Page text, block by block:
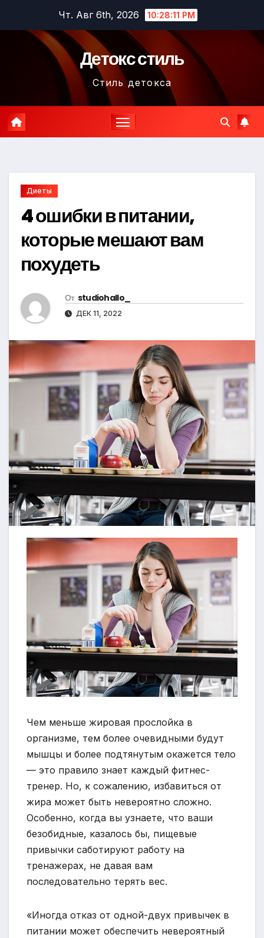
содержимому
Чт. Авг 6th, 2026 10:28:12 PM
Детокс стиль
Стиль детокса
Диеты
4 ошибки в питании,
которые мешают вам
похудеть
От studiohallo_
ДЕК 11, 2022
Чем меньше жировая прослойка в
организме, тем более очевидными будут
мышцы и более подтянутым окажется тело
— это правило знает каждый фитнес-
тренер. Но, к сожалению, избавиться от
жира может быть невероятно сложно.
Особенно, когда вы узнаете, что ваши
безобидные, казалось бы, пищевые
привычки саботируют работу на
тренажерах, не давая вам
последовательно терять вес.
«Иногда отказ от одной-двух привычек в
питании может обеспечить невероятный